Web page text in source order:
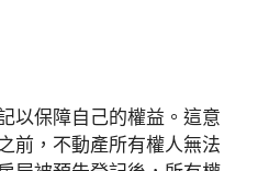
以保障自己的權益。這意
前，不動產所有權人無法